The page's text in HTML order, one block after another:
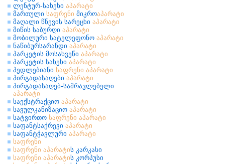
ლენტურ-სახეხი აპარატი
მართული საფრენი მიკროაპარატი
მაღალი წნევის სარეცხი აპარატი
მიწის საბურღი აპარატი
მობილური სატელეფონო აპარატი
ნაწიბურსარანდი აპარატი
პარკეტის მოსახვეწი აპარატი
პარკეტის სახეხი აპარატი
პედლებიანი საფრენი აპარატი
პირგადასაღები აპარატი
პირგადასაღებ-სამრავლებელი
აპარატი
საექსტრაქციო აპარატი
სავულკანიზაციო აპარატი
სატვირთო საფრენი აპარატი
საფანტსაქრევი აპარატი
საფანტჭავლური აპარატი
საფრენი
საფრენი აპარატის კარკასი
საფრენი აპარატის კორპუსი